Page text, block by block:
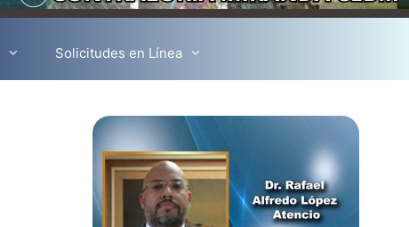
Solicitudes en Línea